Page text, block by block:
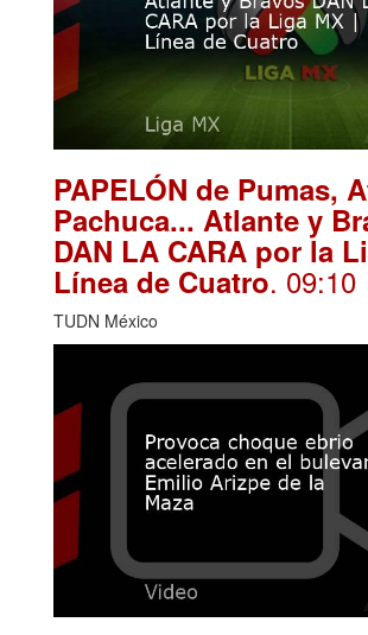
PAPELÓN de Pumas,
Pachuca... Atlante y
DAN LA CARA por la
Línea de Cuatro. 09:10
TUDN México